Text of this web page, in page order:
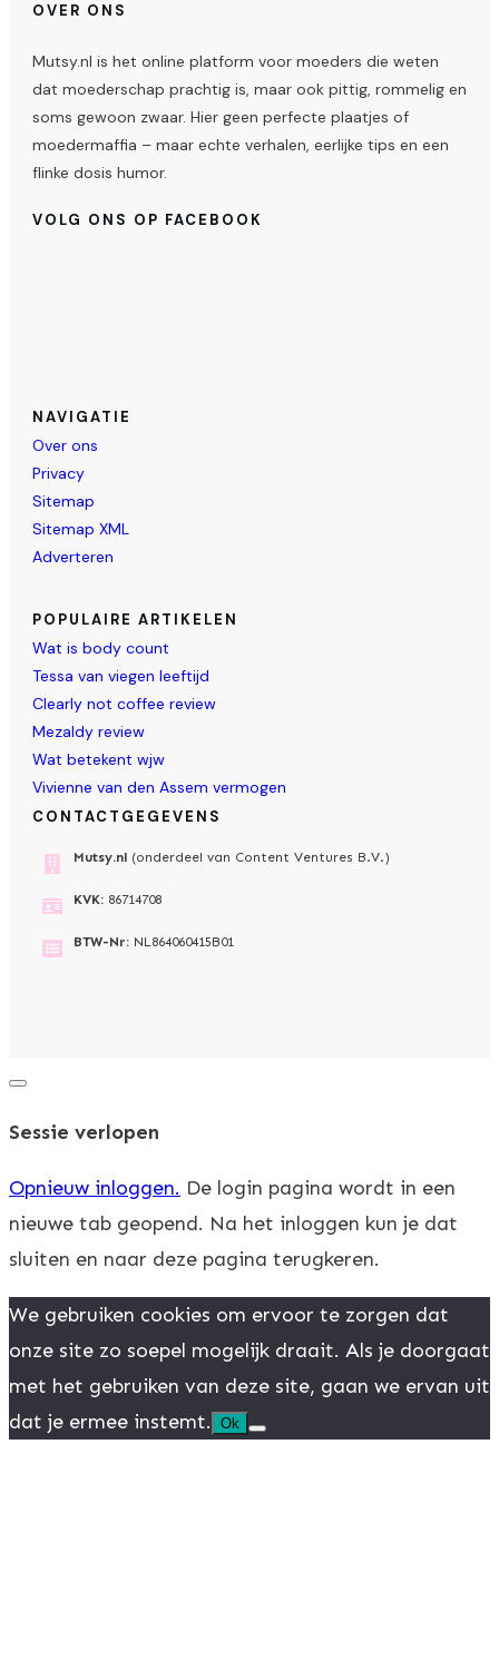
OVER ONS
Mutsy.nl is het online platform voor moeders die weten
dat moederschap prachtig is, maar ook pittig, rommelig en
soms gewoon zwaar. Hier geen perfecte plaatjes of
moedermaffia – maar echte verhalen, eerlijke tips en een
flinke dosis humor.
VOLG ONS OP FACEBOOK
NAVIGATIE
Over ons
Privacy
Sitemap
Sitemap XML
Adverteren
POPULAIRE ARTIKELEN
Wat is body count
Tessa van viegen leeftijd
Clearly not coffee review
Mezaldy review
Wat betekent wjw
Vivienne van den Assem vermogen
CONTACTGEGEVENS
Mutsy.nl (onderdeel van Content Ventures B.V.)
KVK: 86714708
BTW-Nr: NL864060415B01
Dialoogvenster
Sessie verlopen
Opnieuw inloggen. De login pagina wordt in een
nieuwe tab geopend. Na het inloggen kun je dat
sluiten en naar deze pagina terugkeren.
We gebruiken cookies om ervoor te zorgen dat
onze site zo soepel mogelijk draait. Als je doorgaat
met het gebruiken van deze site, gaan we ervan uit
dat je ermee instemt.
Ok